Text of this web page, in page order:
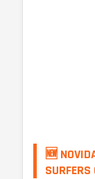
🆕
SURFERS